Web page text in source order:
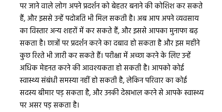
पर जाने वाले लोग अपने प्रदर्शन को बेहतर बनाने की कोशिश कर सकते
हैं, और इससे उन्हें पदोन्नति भी मिल सकती है। अब आप अपने व्यवसाय
का विस्तार अन्य शहरों में कर सकते हैं, और इससे आपका मुनाफा बढ़
सकता है। छात्रों पर प्रदर्शन करने का दबाव हो सकता है और इस महीने
कुछ रिश्ते भी जारी कर सकते हैं। परीक्षा में अच्छा करने के लिए उन्हें
अधिक मेहनत करने की आवश्यकता हो सकती है। आपको कोई
स्वास्थ्य संबंधी समस्या नहीं हो सकती है, लेकिन परिवार का कोई
सदस्य बीमार पड़ सकता है, और उनकी देखभाल करने से आपके स्वास्थ्य
पर असर पड़ सकता है।